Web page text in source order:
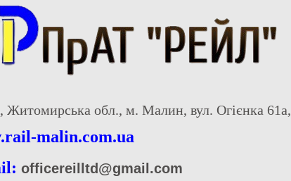
Житомирська обл., м. Малин, вул. Огієнка 61а,
malin.com.ua
officereilltd@gmail.com